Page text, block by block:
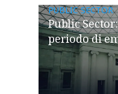
PUBLIC SECTOR
Public
periodo di